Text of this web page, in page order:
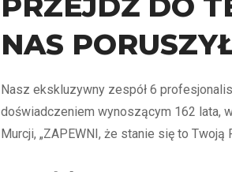
NAS
Nasz ekskluzywny zespół 6
doświadczeniem wynoszącym 162 lata,
Murcji, „ZAPEWNI, że stanie się to Twoją